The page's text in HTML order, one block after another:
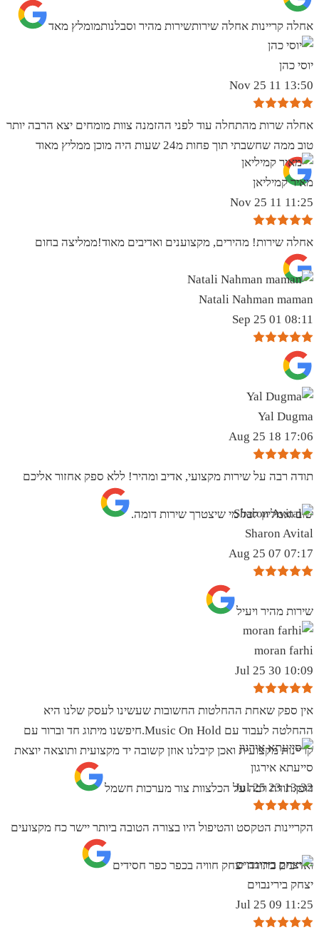
אחלה קריינות אחלה שירותשירות מהיר וסבלנותמומלץ מאד
יוסי כהן
13:50 11 Nov 25
אחלה שרות מהתחלה עוד לפני ההזמנה צוות מומחים יצא הרבה יותר
טוב ממה שחשבתי תוך פחות מ24 שעות היה מוכן ממליץ מאוד
מאיר קמיליאן
11:25 11 Nov 25
אחלה שירות! מהירים, מקצוענים ואדיבים מאוד!ממליצה בחום
Natali Nahman maman
08:11 01 Sep 25
Yal Dugma
17:06 18 Aug 25
תודה רבה על שירות מקצועי, אדיב ומהיר! ללא ספק אחזור אליכם
שוב ואמליץ לכל מי שיצטרך שירות דומה.
Sharon Avital
07:17 07 Aug 25
שירות מהיר ויעיל
moran farhi
10:09 30 Jul 25
אין ספק שאחת ההחלטות החשובות שעשינו לעסק שלנו היא
ההחלטה לעבוד עם Music On Hold.חיפשנו מיתוג חד וברור עם
קריינות מקצועית ואכן קיבלנו אוזן קשובה יד מקצועית ותוצאה יוצאת
דופן.תודה רבה על הכלצוות צור מערכות חשמל
סייעתא אירגון
13:32 23 Jul 25
הקריינות הטקסט והטיפול היו בצורה הטובה ביותר יישר כח מקצועים
ואדיבים בתודה יצחק חוויה בכפר כפר חסידים
יצחק בירינבוים
11:25 09 Jul 25